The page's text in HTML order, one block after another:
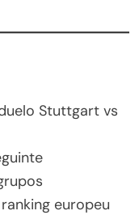
Stuttgart vs
europeu